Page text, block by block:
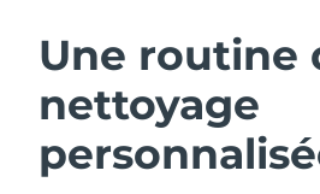
Une routine
nettoyage
Nettoyage du visage
Autriche
Bahreïn
Belgique